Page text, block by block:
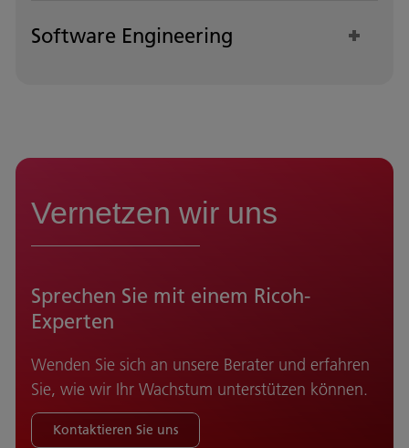
Software Engineering
Vernetzen wir uns
Sprechen Sie mit einem Ricoh-
Experten
Wenden Sie sich an unsere Berater und erfahren
Sie, wie wir Ihr Wachstum unterstützen können.
Kontaktieren Sie uns